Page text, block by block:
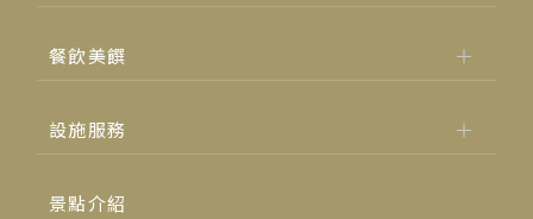
餐飲美饌
設施服務
景點介紹